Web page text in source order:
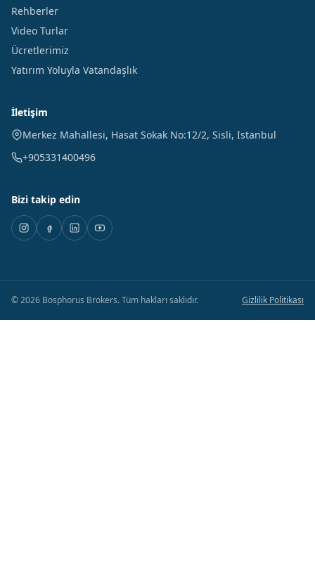
Rehberler
Video Turlar
Ücretlerimiz
Yatırım Yoluyla Vatandaşlık
İletişim
Merkez Mahallesi, Hasat Sokak No:12/2, Sisli, Istanbul
+905331400496
Bizi takip edin
©2026 Bosphorus Brokers.Tüm hakları saklıdır. Gizlilik Politikası